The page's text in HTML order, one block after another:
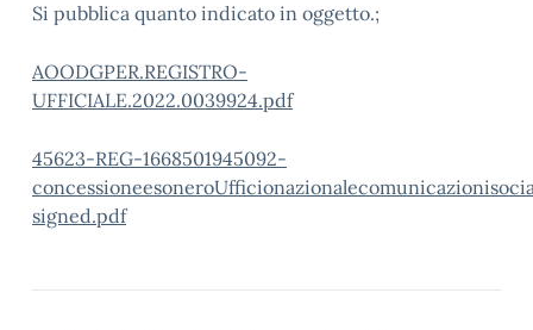
Si pubblica quanto indicato in oggetto.;
AOODGPER.REGISTRO-
UFFICIALE.2022.0039924.pdf
45623-REG-1668501945092-
signed.pdf